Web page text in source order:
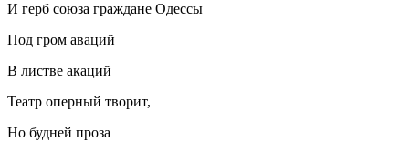
И герб союза граждане Одессы
Под гром аваций
В листве акаций
Театр оперный творит,
Но будней проза